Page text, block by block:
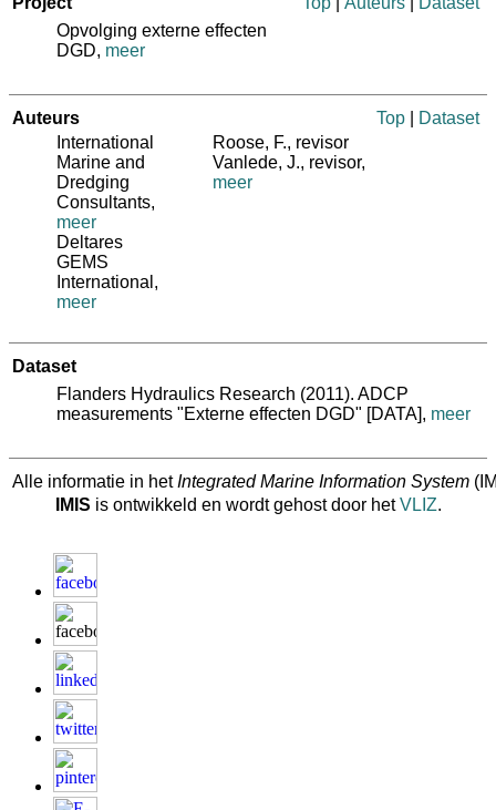
Opvolging externe effecten
DGD, meer
Auteurs Top
Dataset
International
Marine and
Dredging
Consultants,
meer
Deltares
GEMS
International ,
meer
Roose, F., revisor
Vanlede, J., revisor,
meer
Dataset
Flanders Hydraulics Research (2011). ADCP
measurements "Externe effecten DGD" [DATA], meer
Alle informatie in hetIntegrated Marine Information System
IMIS is ontwikkeld en wordt gehost door hetVLIZ.